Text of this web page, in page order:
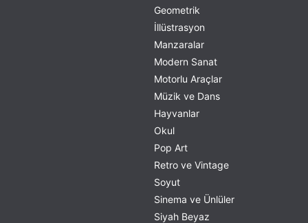
Geometrik
İllüstrasyon
Manzaralar
Modern Sanat
Motorlu Araçlar
Müzik ve Dans
Hayvanlar
Okul
Pop Art
Retro ve Vintage
Soyut
Sinema ve Ünlüler
Siyah Beyaz